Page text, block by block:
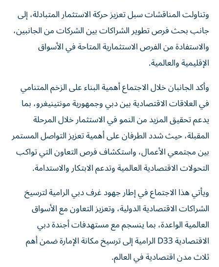
وتناولت المناقشات سبل تعزيز حركة الاستثمار المتبادلة، إلى
جانب بحث فرص تطوير الشراكات بين الشركات من الجانبين،
والاستفادة من الفرص الاستثمارية المتاحة في الأسواق
الإقليمية والعالمية.
وأكد الجانبان خلال الاجتماع أهمية البناء على الزخم المتنامي
في العلاقات الاقتصادية بين دبي وجمهورية مونتينيغرو، بما
يدعم تحقيق المزيد من النمو في الاستثمار خلال المرحلة
المقبلة، حيث شدد الطرفان على أهمية تعزيز التواصل المستمر
بين مجتمعي الأعمال، واستكشاف فرص التعاون التي تواكب
التحولات الاقتصادية العالمية وتدعم الابتكار والاستدامة.
ويأتي هذا الاجتماع في إطار جهود غرف دبي الرامية لترسيخ
الشراكات الاقتصادية الدولية، وتعزيز التعاون مع الأسواق
العالمية الواعدة، بما ينسجم مع مستهدفات أجندة دبي
الاقتصادية D33 الرامية إلى ترسيخ مكانة الإمارة ضمن أهم
ثلاث مدن اقتصادية في العالم.